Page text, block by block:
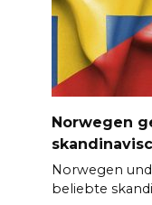
Norwegen
Norwegen
beliebte